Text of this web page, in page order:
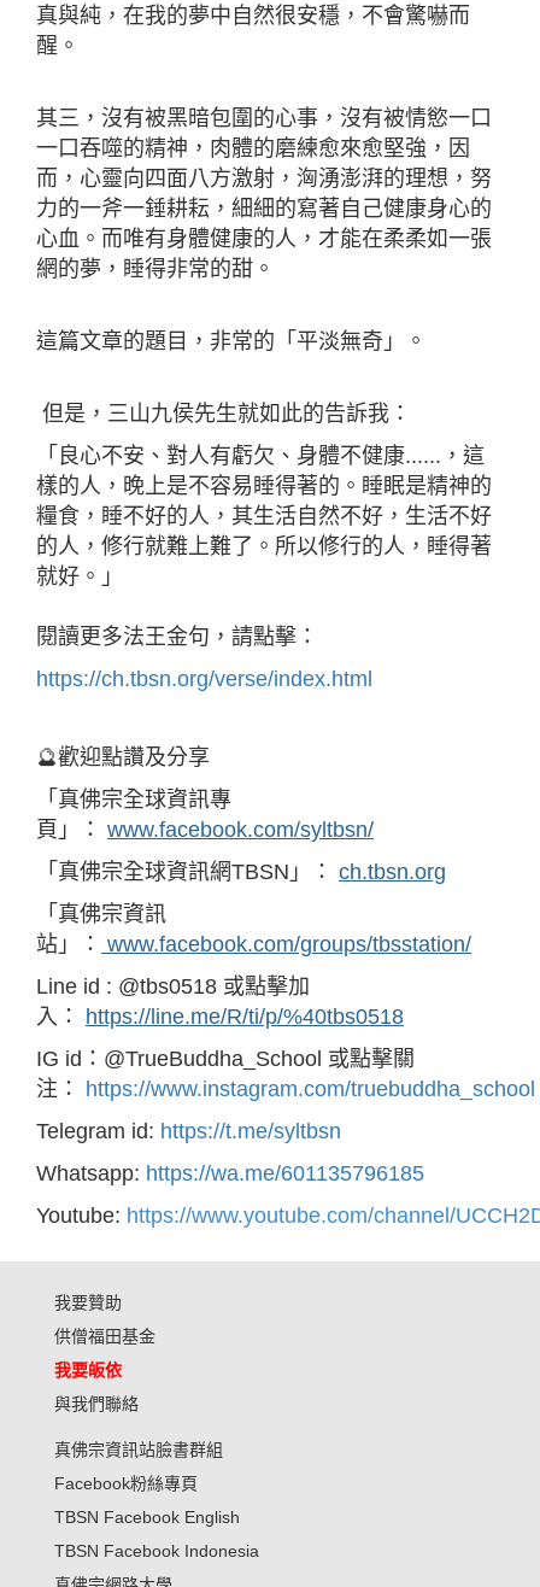
真與純，在我的夢中自然很安穩，不會驚嚇而
醒。
其三，沒有被黑暗包圍的心事，沒有被情慾一口
一口吞噬的精神，肉體的磨練愈來愈堅強，因
而，心靈向四面八方激射，洶湧澎湃的理想，努
力的一斧一錘耕耘，細細的寫著自己健康身心的
心血。而唯有身體健康的人，才能在柔柔如一張
網的夢，睡得非常的甜。
這篇文章的題目，非常的「平淡無奇」。
但是，三山九侯先生就如此的告訴我：
「良心不安、對人有虧欠、身體不健康......，這
樣的人，晚上是不容易睡得著的。睡眠是精神的
糧食，睡不好的人，其生活自然不好，生活不好
的人，修行就難上難了。所以修行的人，睡得著
就好。」
閱讀更多法王金句，請點擊：
https://ch.tbsn.org/verse/index.html
🔮歡迎點讚及分享
「真佛宗全球資訊專
頁」： www.facebook.com/syltbsn/
「真佛宗全球資訊網TBSN」： ch.tbsn.org
「真佛宗資訊
站」： www.facebook.com/groups/tbsstation/
Line id : @tbs0518 或點擊加
入： https://line.me/R/ti/p/%40tbs0518
IG id：@TrueBuddha_School 或點擊關
注： https://www.instagram.com/truebuddha_school
Telegram id: https://t.me/syltbsn
Whatsapp: https://wa.me/601135796185
Youtube: https://www.youtube.com/channel/
我要贊助
供僧福田基金
我要皈依
與我們聯絡
真佛宗資訊站臉書群組
Facebook粉絲專頁
TBSN Facebook English
TBSN Facebook Indonesia